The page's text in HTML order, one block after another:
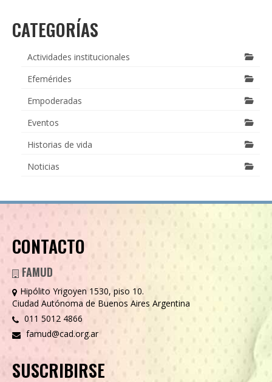
CATEGORÍAS
Actividades institucionales
Efemérides
Empoderadas
Eventos
Historias de vida
Noticias
CONTACTO
FAMUD
Hipólito Yrigoyen 1530, piso 10.
Ciudad Autónoma de Buenos Aires Argentina
011 5012 4866
famud@cad.org.ar
SUSCRIBIRSE